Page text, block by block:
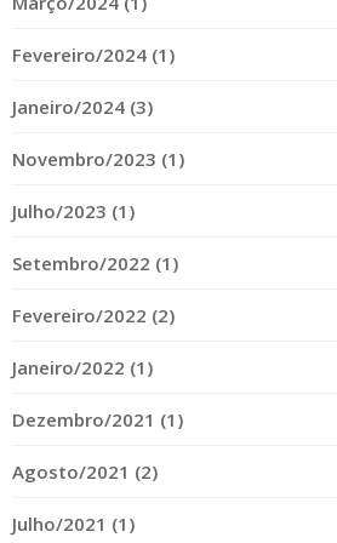
Fevereiro/2024 (1)
Janeiro/2024 (3)
Novembro/2023 (1)
Julho/2023 (1)
Setembro/2022 (1)
Fevereiro/2022 (2)
Janeiro/2022 (1)
Dezembro/2021 (1)
Agosto/2021 (2)
Julho/2021 (1)